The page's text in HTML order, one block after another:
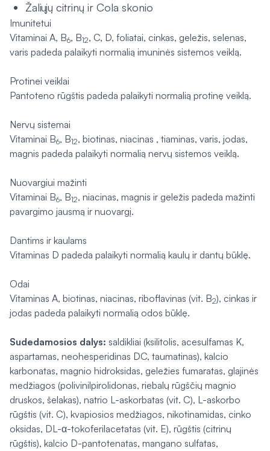
Žaliųjų citrinų ir Cola skonio
Imunitetui
Vitaminai A, B6, B12, C, D, foliatai, cinkas, geležis, selenas,
varis padeda palaikyti normalią imuninės sistemos veiklą.
Protinei veiklai
Pantoteno rūgštis padeda palaikyti normalią protinę veiklą.
Nervų sistemai
Vitaminai B6, B12, biotinas, niacinas , tiaminas, varis, jodas,
magnis padeda palaikyti normalią nervų sistemos veiklą.
Nuovargiui mažinti
Vitaminai B6, B12, niacinas, magnis ir geležis padeda mažinti
pavargimo jausmą ir nuovargį.
Dantims ir kaulams
Vitaminas D padeda palaikyti normalią kaulų ir dantų būklę.
Odai
Vitaminas A, biotinas, niacinas, riboflavinas (vit. B2), cinkas ir
jodas padeda palaikyti normalią odos būklę.
Sudedamosios dalys: saldikliai (ksilitolis, acesulfamas K,
aspartamas, neohesperidinas DC, taumatinas), kalcio
karbonatas, magnio hidroksidas, geležies fumaratas, glajinės
medžiagos (polivinilpirolidonas, riebalų rūgščių magnio
druskos, šelakas), natrio L-askorbatas (vit. C), L-askorbo
rūgštis (vit. C), kvapiosios medžiagos, nikotinamidas, cinko
oksidas, DL-α-tokoferilacetatas (vit. E), rūgštis (citrinų
rūgštis), kalcio D-pantotenatas, mangano sulfatas,